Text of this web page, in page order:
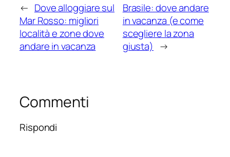
← Dove alloggiare sul
Mar Rosso: migliori
località e zone dove
andare in vacanza
Brasile: dove andare
in vacanza (e come
scegliere la zona
giusta) →
Commenti
Rispondi